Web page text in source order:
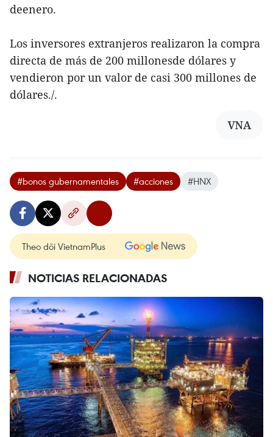
deenero.
Los inversores extranjeros realizaron la compra
directa de más de 200 millonesde dólares y
vendieron por un valor de casi 300 millones de
dólares./.
VNA
#bonos gubernamentales #acciones #HNX
Theo dõi VietnamPlus
NOTICIAS RELACIONADAS